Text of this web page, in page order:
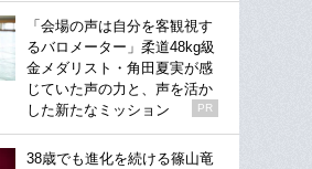
「会場の声は自分を客観視す
るバロメーター」柔道48kg級
金メダリスト・角田夏実が感
じていた声の力と、声を活か
した新たなミッション
PR
38歳でも進化を続ける篠山竜